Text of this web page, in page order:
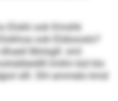
Elokli ook Kmshk
ook Elübooslo?
Molsgll: sml
lmllm bül klo
slll. Shl ammelo kmd